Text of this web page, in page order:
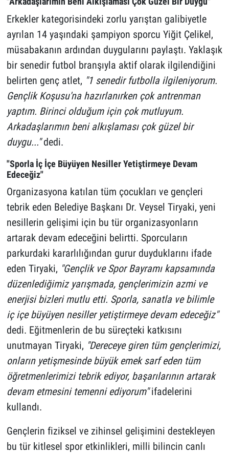
Erkekler kategorisindeki zorlu yarıştan galibiyetle
ayrılan 14 yaşındaki şampiyon sporcu Yiğit Çelikel,
müsabakanın ardından duygularını paylaştı. Yaklaşık
bir senedir futbol branşıyla aktif olarak ilgilendiğini
belirten genç atlet, "1 senedir futbolla ilgileniyorum.
Gençlik Koşusu'na hazırlanırken çok antrenman
yaptım. Birinci olduğum için çok mutluyum.
Arkadaşlarımın beni alkışlaması çok güzel bir
duygu..."dedi.
"Sporla İç İçe Büyüyen Nesiller Yetiştirmeye Devam
Edeceğiz"
Organizasyona katılan tüm çocukları ve gençleri
tebrik eden Belediye Başkanı Dr. Veysel Tiryaki, yeni
nesillerin gelişimi için bu tür organizasyonların
artarak devam edeceğini belirtti. Sporcuların
parkurdaki kararlılığından gurur duyduklarını ifade
eden Tiryaki, "Gençlik ve Spor Bayramı kapsamında
düzenlediğimiz yarışmada, gençlerimizin azmi ve
enerjisi bizleri mutlu etti. Sporla, sanatla ve bilimle
iç içe büyüyen nesiller yetiştirmeye devam edeceğiz"
dedi. Eğitmenlerin de bu süreçteki katkısını
unutmayan Tiryaki, "Dereceye giren tüm gençlerimizi,
onların yetişmesinde büyük emek sarf eden tüm
öğretmenlerimizi tebrik ediyor, başarılarının artarak
devam etmesini temenni ediyorum"ifadelerini
kullandı.
Gençlerin fiziksel ve zihinsel gelişimini destekleyen
bu tür kitlesel spor etkinlikleri, milli bilincin canlı